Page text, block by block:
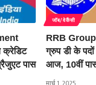
क्रेडिट
पास
जॉब/वेकैंसी
RRB
ग्रुप डी के
आज, 10वीं
मार्च 1, 2025